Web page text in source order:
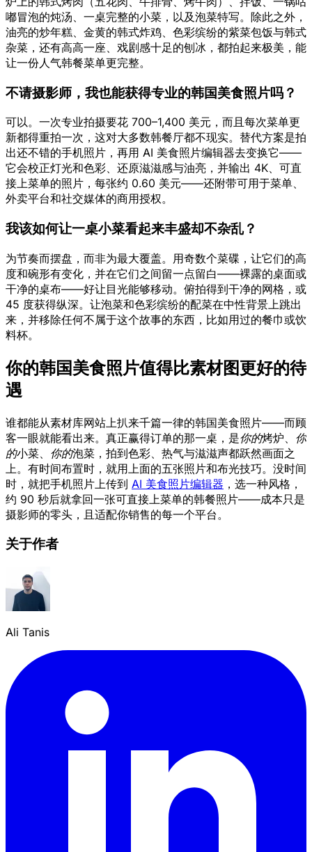
嘟冒泡的炖汤、一桌完整的小菜，以及泡菜特写。除此之外，
油亮的炒年糕、金黄的韩式炸鸡、色彩缤纷的紫菜包饭与韩式
杂菜，还有高高一座、戏剧感十足的刨冰，都拍起来极美，能
让一份人气韩餐菜单更完整。
不请摄影师，我也能获得专业的韩国美食照片吗？
可以。一次专业拍摄要花 700–1,400 美元，而且每次菜单更
新都得重拍一次，这对大多数韩餐厅都不现实。替代方案是拍
出还不错的手机照片，再用 AI 美食照片编辑器去变换它——
它会校正灯光和色彩、还原滋滋感与油亮，并输出 4K、可直
接上菜单的照片，每张约 0.60 美元——还附带可用于菜单、
外卖平台和社交媒体的商用授权。
我该如何让一桌小菜看起来丰盛却不杂乱？
为节奏而摆盘，而非为最大覆盖。用奇数个菜碟，让它们的高
度和碗形有变化，并在它们之间留一点留白——裸露的桌面或
干净的桌布——好让目光能够移动。俯拍得到干净的网格，或
45 度获得纵深。让泡菜和色彩缤纷的配菜在中性背景上跳出
来，并移除任何不属于这个故事的东西，比如用过的餐巾或饮
料杯。
你的韩国美食照片值得比素材图更好的待
遇
谁都能从素材库网站上扒来千篇一律的韩国美食照片——而顾
客一眼就能看出来。真正赢得订单的那一桌，是你的烤炉、 你
的小菜、 你的泡菜，拍到色彩、热气与滋滋声都跃然画面之
上。有时间布置时，就用上面的五张照片和布光技巧。没时间
时，就把手机照片上传到 AI 美食照片编辑器 ，选一种风格，
约 90 秒后就拿回一张可直接上菜单的韩餐照片——成本只是
摄影师的零头，且适配你销售的每一个平台。
关于作者
Ali Tanis